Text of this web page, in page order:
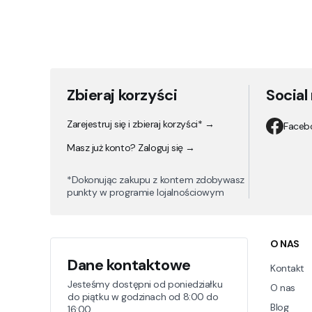
Zbieraj korzyści
Zarejestruj się i zbieraj korzyści* →
Masz już konto? Zaloguj się →
*Dokonując zakupu z kontem zdobywasz
punkty w programie lojalnościowym
Dane kontaktowe
Jesteśmy dostępni od poniedziałku
do piątku w godzinach od 8:00 do
16:00.
Linki
O NAS
Kontakt
O nas
Blog